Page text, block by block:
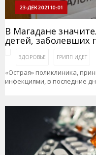
23-ДЕК 2021 10:01
В Магадане
детей,
ЗДОРОВЬЕ ГРИПП ИДЕТ
«Острая» поликлиника,
инфекциями, в последние